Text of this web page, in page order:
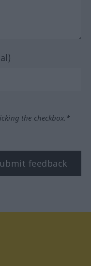
the checkbox.*
feedback